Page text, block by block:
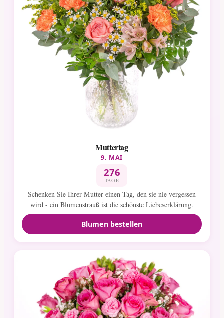
Muttertag
9. MAI
276
TAGE
Schenken Sie Ihrer Mutter einen Tag, den sie nie vergessen
wird - ein Blumenstrauß ist die schönste Liebeserklärung.
Blumen bestellen